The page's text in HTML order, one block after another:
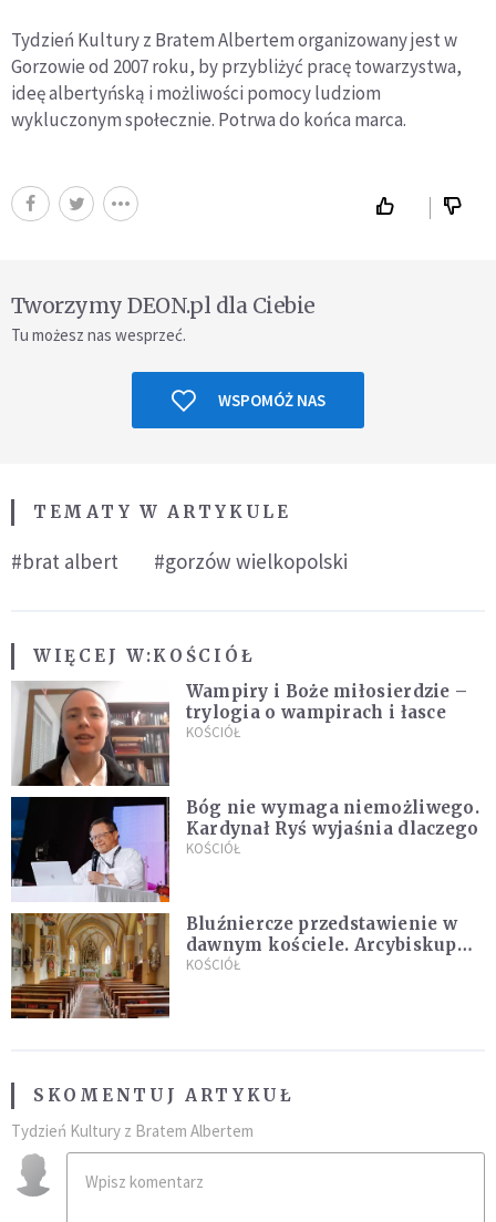
Tydzień Kultury z Bratem Albertem organizowany jest w
Gorzowie od 2007 roku, by przybliżyć pracę towarzystwa,
ideę albertyńską i możliwości pomocy ludziom
wykluczonym społecznie. Potrwa do końca marca.
Tworzymy DEON.pl dla Ciebie
Tu możesz nas wesprzeć.
WSPOMÓŻ NAS
TEMATY W ARTYKULE
#brat albert #gorzów wielkopolski
WIĘCEJ W:KOŚCIÓŁ
Wampiry i Boże miłosierdzie –
trylogia o wampirach i łasce
KOŚCIÓŁ
Bóg nie wymaga niemożliwego.
Kardynał Ryś wyjaśnia dlaczego
KOŚCIÓŁ
Bluźniercze przedstawienie w
dawnym kościele. Arcybiskup
stanowczo reaguje
KOŚCIÓŁ
SKOMENTUJ ARTYKUŁ
Tydzień Kultury z Bratem Albertem